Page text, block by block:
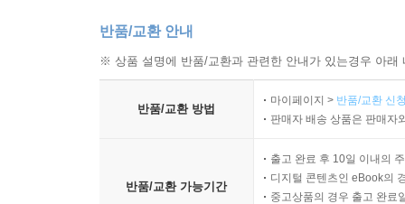
반품/교환 안내
※ 상품 설명에 반품/교환과 관련한 안내가 있는경우 아
반품/교환 방법
마이페이지 > 반품/교환 신
판매자 배송 상품은 판매자
반품/교환 가능기간
출고 완료 후 10일 이내의
디지털 콘텐츠인 eBook의
중고상품의 경우 출고 완료